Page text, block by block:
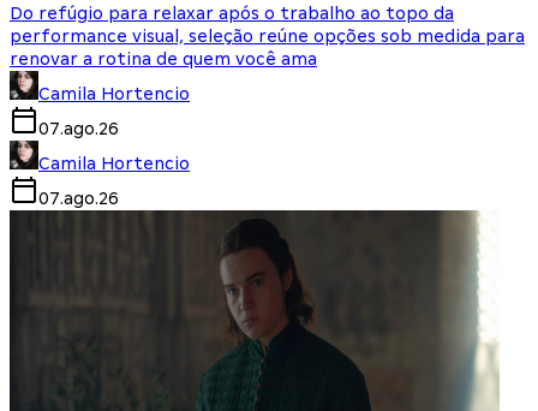
Do refúgio para relaxar após o trabalho ao topo da
performance visual, seleção reúne opções sob medida para
renovar a rotina de quem você ama
Camila Hortencio
07.ago.26
Camila Hortencio
07.ago.26